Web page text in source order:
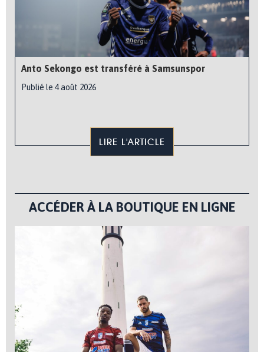
Anto Sekongo est transféré à Samsunspor
Publié le 4 août 2026
LIRE L'ARTICLE
ACCÉDER À LA BOUTIQUE EN LIGNE